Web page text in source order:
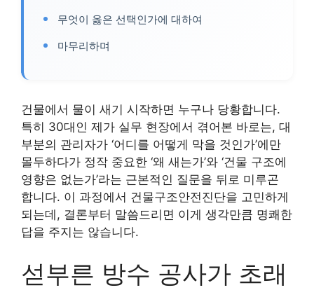
무엇이 옳은 선택인가에 대하여
마무리하며
건물에서 물이 새기 시작하면 누구나 당황합니다.
특히 30대인 제가 실무 현장에서 겪어본 바로는, 대
부분의 관리자가 ‘어디를 어떻게 막을 것인가’에만
몰두하다가 정작 중요한 ‘왜 새는가’와 ‘건물 구조에
영향은 없는가’라는 근본적인 질문을 뒤로 미루곤
합니다. 이 과정에서 건물구조안전진단을 고민하게
되는데, 결론부터 말씀드리면 이게 생각만큼 명쾌한
답을 주지는 않습니다.
섣부른 방수 공사가 초래